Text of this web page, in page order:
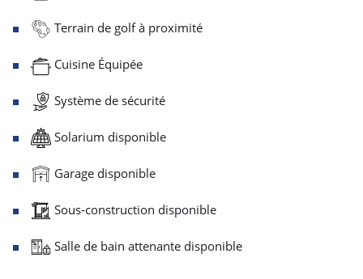
Terrain de golf à proximité
Cuisine Équipée
Système de sécurité
Solarium disponible
Garage disponible
Sous-construction disponible
Salle de bain attenante disponible